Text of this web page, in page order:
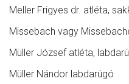
Meller Frigyes dr. atléta,
Missebach vagy
Müller József atléta,
Müller Nándor labdarúgó